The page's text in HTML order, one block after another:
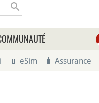
📱 eSim 🧳 Assurance